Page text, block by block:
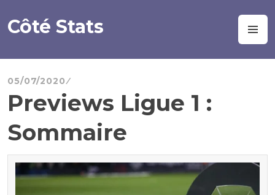
au
contenu
Côté Stats
05/07/2020
Previews Ligue 1 :
Sommaire